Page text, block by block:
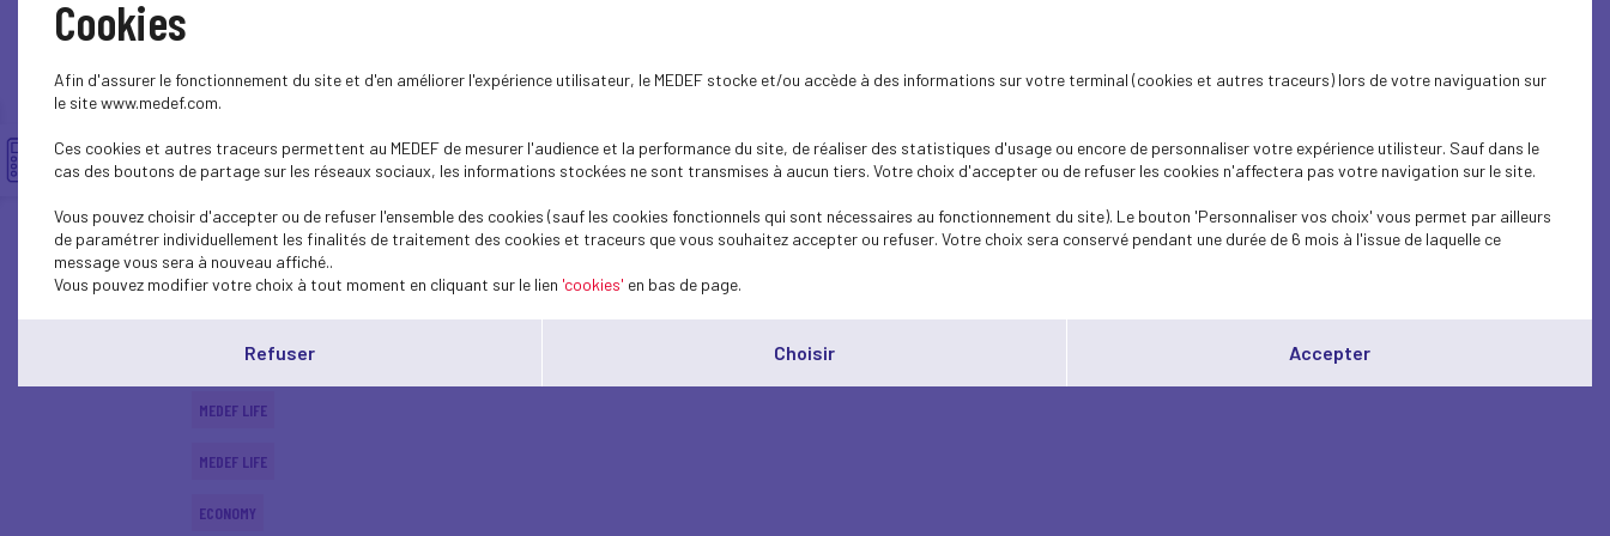
SOCIAL
PARITY-DIVERSITY
ECONOMY
MEDEF LIFE
MEDEF LIFE
MEDEF LIFE
ECONOMY
Cookies
Afin d'assurer le fonctionnement du site et d'en améliorer l'expérience utilisateur, le MEDEF stocke et/ou accède à des informations sur votre terminal (cookies et autres traceurs) lors de votre naviguation sur
le site www.medef.com.
Ces cookies et autres traceurs permettent au MEDEF de mesurer l'audience et la performance du site, de réaliser des statistiques d'usage ou encore de personnaliser votre expérience utilisteur. Sauf dans le
cas des boutons de partage sur les réseaux sociaux, les informations stockées ne sont transmises à aucun tiers. Votre choix d'accepter ou de refuser les cookies n'affectera pas votre navigation sur le site.
Vous pouvez choisir d'accepter ou de refuser l'ensemble des cookies (sauf les cookies fonctionnels qui sont nécessaires au fonctionnement du site). Le bouton 'Personnaliser vos choix' vous permet par ailleurs
de paramétrer individuellement les finalités de traitement des cookies et traceurs que vous souhaitez accepter ou refuser. Votre choix sera conservé pendant une durée de 6 mois à l'issue de laquelle ce
message vous sera à nouveau affiché..
Vous pouvez modifier votre choix à tout moment en cliquant sur le lien 'cookies' en bas de page.
Refuser Choisir Accepter